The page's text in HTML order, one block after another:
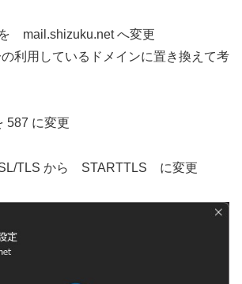
mail.shizuku.net へ変更
利用しているドメインに置き換えて考
587 に変更
TLS から STARTTLS に変更